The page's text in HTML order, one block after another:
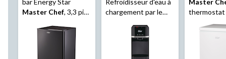
Master Chef, 3,3 pi3,
chargement par le
thermostat
pour
à coucher,